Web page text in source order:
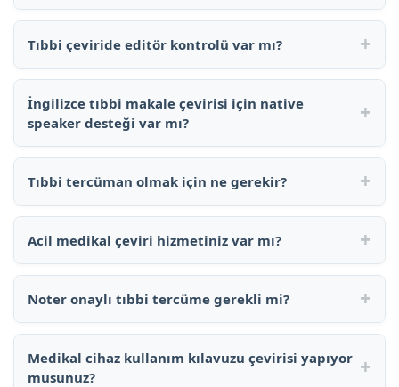
Tıbbi çeviride editör kontrolü var mı? +
İngilizce tıbbi makale çevirisi için native
speaker desteği var mı?
+
Tıbbi tercüman olmak için ne gerekir? +
Acil medikal çeviri hizmetiniz var mı? +
Noter onaylı tıbbi tercüme gerekli mi? +
Medikal cihaz kullanım kılavuzu çevirisi yapıyor
musunuz?
+